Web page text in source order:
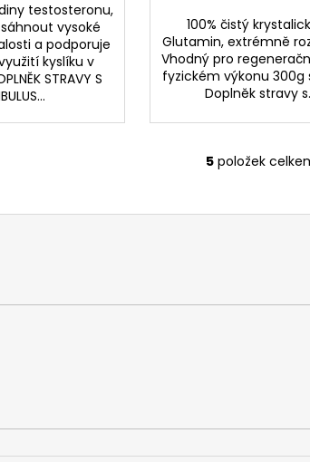
testosteronu,
vysoké
a podporuje
kyslíku v
STRAVY S
100% čistý
Glutamin, extrémně
Vhodný pro
fyzickém výkonu 300g
Doplněk stravy
O
l
í
v
ý
5 položek